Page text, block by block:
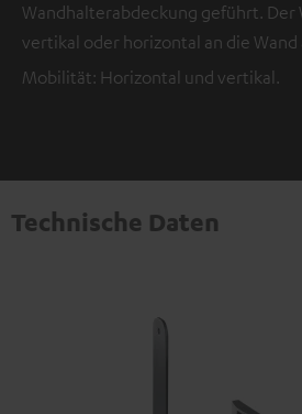
Wandhalterabdeckung geführt. Der
vertikal oder horizontal an die
Mobilität: Horizontal und vertikal.
Technische Daten